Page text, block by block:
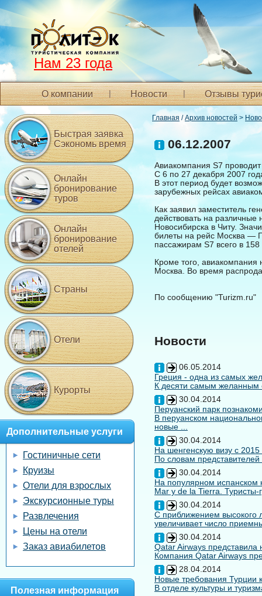
Нам 23 года
О компании Новости Отзывы
Главная /Архив новостей >
06.12.2007
Авиакомпания S7
С 6 по 27 декабря 2007
В этот период будет
зарубежных рейсах
Как заявил заместитель
действовать на
Новосибирска в Читу.
билеты на рейс Москва —
пассажирам S7 всего в
Кроме того, авиакомпания
Москва. Во время
По сообщению "Turizm.ru"
Новости
06.05.2014
Греция - одна из самых
К десяти самым желанным
30.04.2014
Перуанский парк
В перуанском
новые ...
30.04.2014
На шенгенскую визу с 2015
По словам
30.04.2014
На популярном испанском
Mar y de la Tierra. Туристы-
30.04.2014
С приближением высокого
увеличивает число
30.04.2014
Qatar Airways
Компания Qatar Airways
28.04.2014
Новые требования Турции
В отделе культуры и
Быстрая заявка
Сэкономь время
Онлайн
бронирование
туров
Онлайн
бронирование
отелей
Страны
Отели
Курорты
Дополнительные услуги
Гостиничные сети
Круизы
Отели для взрослых
Экскурсионные туры
Развлечения
Цены на отели
Заказ авиабилетов
Полезная информация